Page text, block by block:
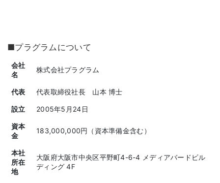
■プラグラムについて
会社
名
株式会社プラグラム
代表 代表取締役社長 山本 博士
設立 2005年5月24日
資本
金
183,000,000円（資本準備金含む）
本社
所在
地
大阪府大阪市中央区平野町4-6-4 メディアバードビル
ディング 4F